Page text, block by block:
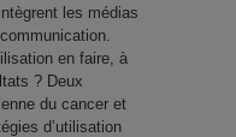
les médias
en faire, à
? Deux
du cancer et
d’utilisation